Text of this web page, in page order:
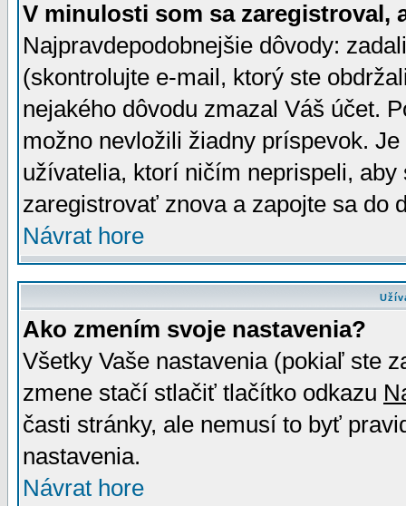
V minulosti som sa zaregistroval,
Najpravdepodobnejšie dôvody:
(skontrolujte e-mail, ktorý ste
nejakého dôvodu zmazal Váš účet.
možno nevložili žiadny príspevok.
užívatelia, ktorí ničím neprispeli,
zaregistrovať znova a zapojte sa do
Návrat hore
Ako zmením svoje nastavenia?
Všetky Vaše nastavenia (pokiaľ ste
zmene stačí stlačiť tlačítko odkazu
časti stránky, ale nemusí to byť
nastavenia.
Návrat hore